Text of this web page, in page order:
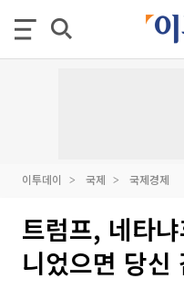
이투데이 국제 국제경제
트럼프, 네타
니었으면 당신